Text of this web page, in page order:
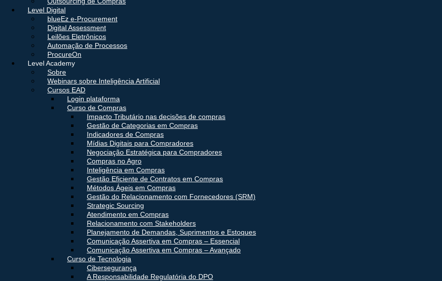
Level Digital
blueEz e-Procurement
Digital Assessment
Leilões Eletrônicos
Automação de Processos
ProcureOn
Level Academy
Sobre
Webinars sobre Inteligência Artificial
Cursos EAD
Login plataforma
Curso de Compras
Impacto Tributário nas decisões de compras
Gestão de Categorias em Compras
Indicadores de Compras
Mídias Digitais para Compradores
Negociação Estratégica para Compradores
Compras no Agro
Inteligência em Compras
Gestão Eficiente de Contratos em Compras
Métodos Ágeis em Compras
Gestão do Relacionamento com Fornecedores (SRM)
Strategic Sourcing
Atendimento em Compras
Relacionamento com Stakeholders
Planejamento de Demandas, Suprimentos e Estoques
Comunicação Assertiva em Compras – Essencial
Comunicação Assertiva em Compras – Avançado
Curso de Tecnologia
Cibersegurança
A Responsabilidade Regulatória do DPO